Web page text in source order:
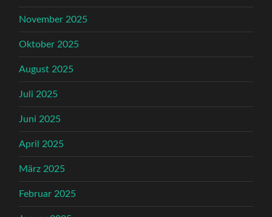
November 2025
Oktober 2025
August 2025
Juli 2025
Juni 2025
April 2025
März 2025
Februar 2025